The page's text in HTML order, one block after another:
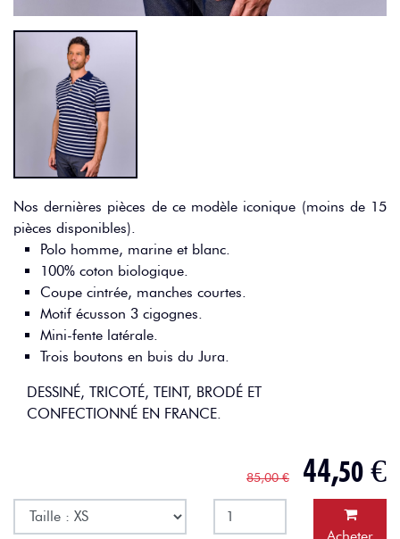
Nos dernières pièces de ce modèle iconique (moins de 15
pièces disponibles).
Polo homme, marine et blanc.
100% coton biologique.
Coupe cintrée, manches courtes.
Motif écusson 3 cigognes.
Mini-fente latérale.
Trois boutons en buis du Jura.
DESSINÉ, TRICOTÉ, TEINT, BRODÉ ET
CONFECTIONNÉ EN FRANCE.
85,00 € 44,50 €